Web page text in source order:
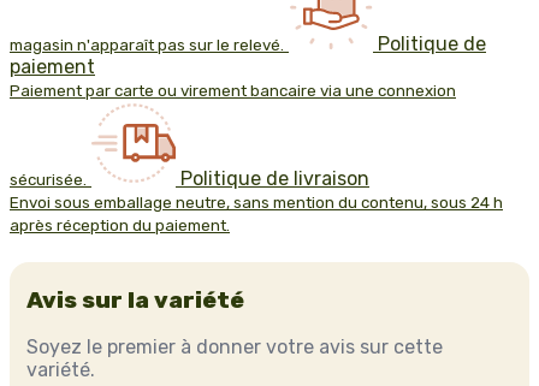
magasin n'apparaît pas sur le relevé.
Politique de
paiement
Paiement par carte ou virement bancaire via une connexion
sécurisée. Politique de livraison
Envoi sous emballage neutre, sans mention du contenu, sous 24 h
après réception du paiement.
Avis sur la variété
Soyez le premier à donner votre avis sur cette
variété.